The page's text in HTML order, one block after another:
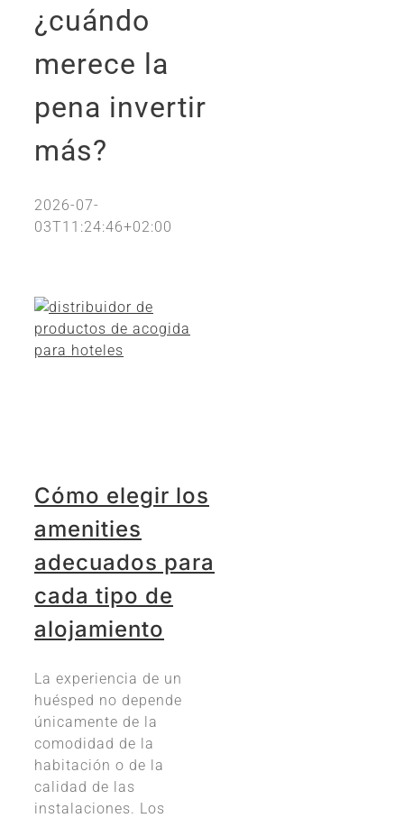
¿cuándo
merece la
pena invertir
más?
2026-07-
03T11:24:46+02:00
Cómo elegir los
amenities
adecuados para
cada tipo de
alojamiento
La experiencia de un
huésped no depende
únicamente de la
comodidad de la
habitación o de la
calidad de las
instalaciones. Los